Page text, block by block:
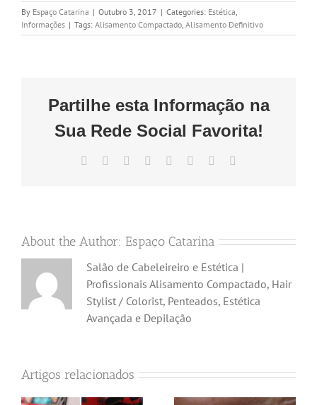
By Espaço Catarina | Outubro 3, 2017 | Categories: Estética,
Informações | Tags: Alisamento Compactado, Alisamento Definitivo
Partilhe esta Informação na
Sua Rede Social Favorita!
Facebook Reddit LinkedIn
TumblrPinterest
About the Author: Espaço Catarina
Salão de Cabeleireiro e Estética |
Profissionais Alisamento Compactado, Hair
Stylist / Colorist, Penteados, Estética
Avançada e Depilação
Artigos relacionados